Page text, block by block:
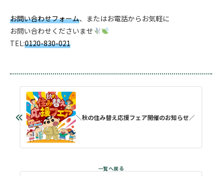
お問い合わせフォーム、またはお電話からお気軽に
お問い合わせくださいませ
TEL:0120-830-021
＼秋の住み替え応援フェア開催のお知らせ／